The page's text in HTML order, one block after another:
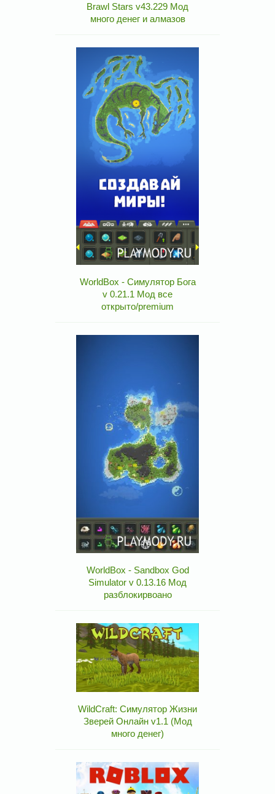
Brawl Stars v43.229 Мод
много денег и алмазов
WorldBox - Симулятор Бога
v 0.21.1 Мод все
открыто/premium
WorldBox - Sandbox God
Simulator v 0.13.16 Мод
разблокирвоано
WildCraft: Симулятор Жизни
Зверей Онлайн v1.1 (Мод
много денег)